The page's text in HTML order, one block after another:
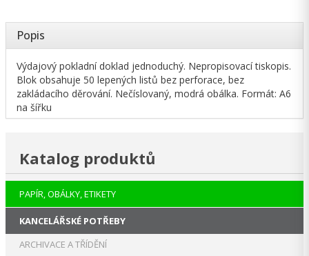
Popis
Výdajový pokladní doklad jednoduchý. Nepropisovací tiskopis.
Blok obsahuje 50 lepených listů bez perforace, bez
zakládacího děrování. Nečíslovaný, modrá obálka. Formát: A6
na šířku
Katalog produktů
PAPÍR, OBÁLKY, ETIKETY
KANCELÁŘSKÉ POTŘEBY
ARCHIVACE A TŘÍDĚNÍ